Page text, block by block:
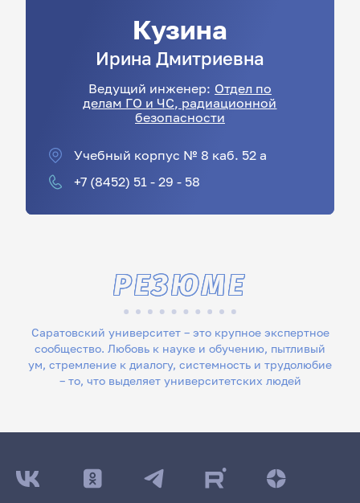
Кузина
Ирина Дмитриевна
Ведущий инженер: Отдел по
делам ГО и ЧС, радиационной
безопасности
Учебный корпус № 8 каб. 52 а
+7 (8452) 51 - 29 - 58
Саратовский университет – это крупное экспертное
сообщество. Любовь к науке и обучению, пытливый
ум, стремление к диалогу, системность и трудолюбие
– то, что выделяет университетских людей
РЕЗЮМЕ